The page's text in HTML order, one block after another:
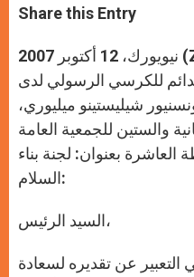
t
s
p
p
s
e
g
e
r
e
b
o
k
Share this Entry
نيويورك، 12 أكتوبر 2007 (ZENIT.ORG). – ننشر في ما
للكرسي الرسولي لدى
شيليستينو ميليوري،
والستين للجمعية العامة
العاشرة بعنوان: لجنة بناء
السلام:
السيد الرئيس،
عن تقديره لسعادة